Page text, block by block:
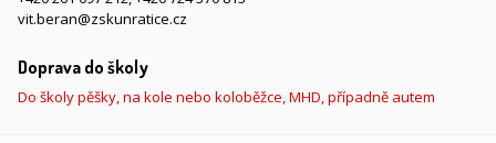
vit.beran@zskunratice.cz
Doprava do školy
Do školy pěšky, na kole nebo koloběžce, MHD, případně autem